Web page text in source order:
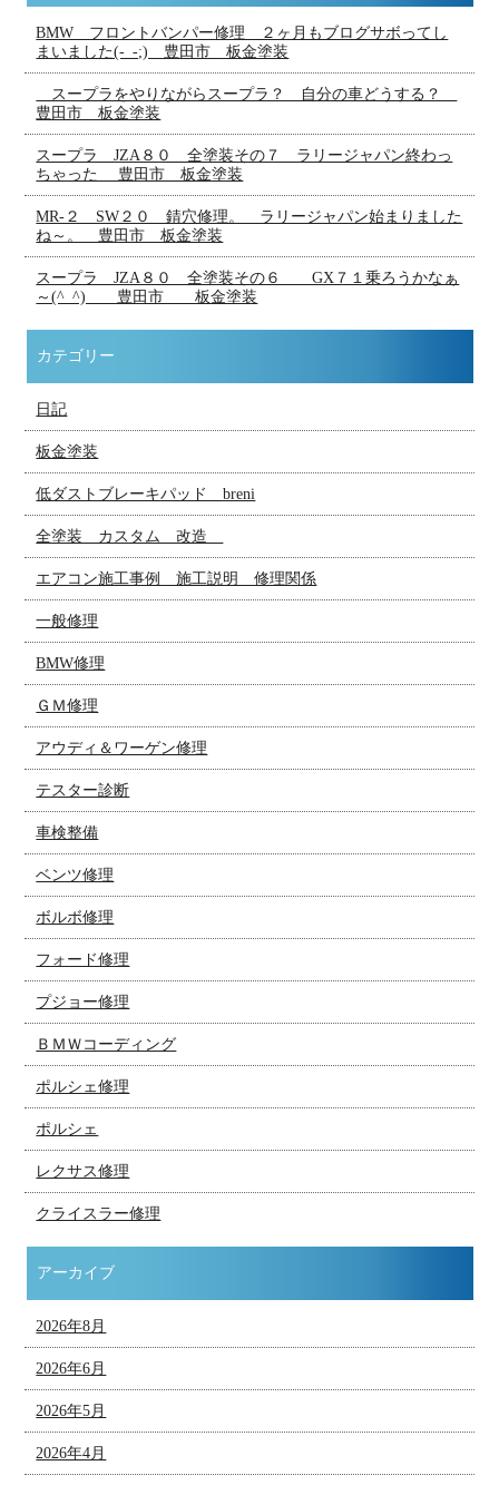
BMW フロントバンパー修理 ２ヶ月もブログサボってし
まいました(-_-;) 豊田市 板金塗装
スープラをやりながらスープラ？ 自分の車どうする？
豊田市 板金塗装
スープラ JZA８０ 全塗装その７ ラリージャパン終わっ
ちゃった 豊田市 板金塗装
MR-２ SW２０ 錆穴修理。 ラリージャパン始まりました
ね～。 豊田市 板金塗装
スープラ JZA８０ 全塗装その６ GX７１乗ろうかなぁ
～(^_^) 豊田市 板金塗装
カテゴリー
日記
板金塗装
低ダストブレーキパッド breni
全塗装 カスタム 改造
エアコン施工事例 施工説明 修理関係
一般修理
BMW修理
ＧＭ修理
アウディ＆ワーゲン修理
テスター診断
車検整備
ベンツ修理
ボルボ修理
フォード修理
プジョー修理
ＢＭＷコーディング
ポルシェ修理
ポルシェ
レクサス修理
クライスラー修理
アーカイブ
2026年8月
2026年6月
2026年5月
2026年4月